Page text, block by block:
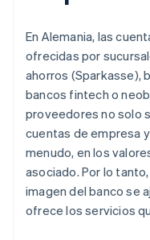
En Alemania, las
ofrecidas por
ahorros (Sparkasse),
bancos fintech o
proveedores no solo
cuentas de empresa
menudo, en los
asociado. Por lo
imagen del banco se
ofrece los servicios